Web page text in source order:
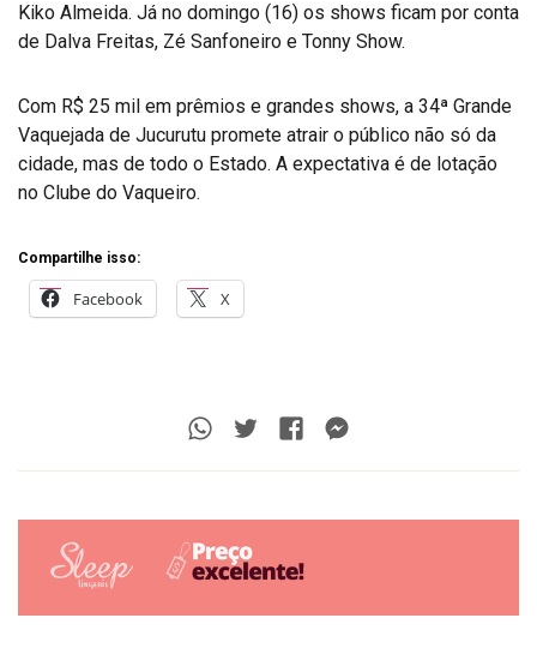
Kiko Almeida. Já no domingo (16) os shows ficam por conta
de Dalva Freitas, Zé Sanfoneiro e Tonny Show.
Com R$ 25 mil em prêmios e grandes shows, a 34ª Grande
Vaquejada de Jucurutu promete atrair o público não só da
cidade, mas de todo o Estado. A expectativa é de lotação
no Clube do Vaqueiro.
Compartilhe isso:
Facebook X
Whatsapp
TwitterFacebook